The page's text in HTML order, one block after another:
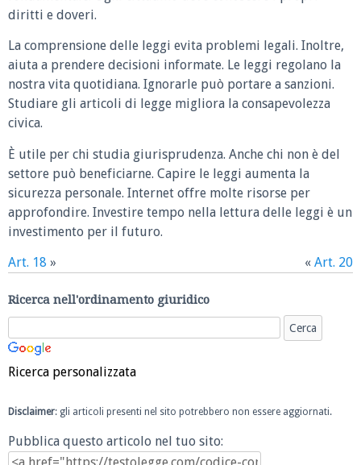
diritti e doveri.
La comprensione delle leggi evita problemi legali. Inoltre,
aiuta a prendere decisioni informate. Le leggi regolano la
nostra vita quotidiana. Ignorarle può portare a sanzioni.
Studiare gli articoli di legge migliora la consapevolezza
civica.
È utile per chi studia giurisprudenza. Anche chi non è del
settore può beneficiarne. Capire le leggi aumenta la
sicurezza personale. Internet offre molte risorse per
approfondire. Investire tempo nella lettura delle leggi è un
investimento per il futuro.
Art. 18 » « Art. 20
Ricerca nell'ordinamento giuridico
Ricerca personalizzata
Disclaimer: gli articoli presenti nel sito potrebbero non essere aggiornati.
Pubblica questo articolo nel tuo sito: